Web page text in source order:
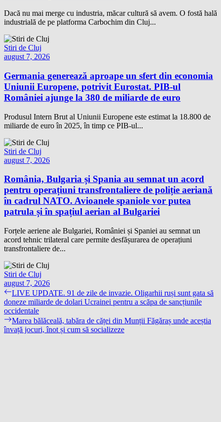
Dacă nu mai merge cu industria, măcar cultură să avem. O fostă hală
industrială de pe platforma Carbochim din Cluj...
Stiri de Cluj
august 7, 2026
Germania generează aproape un sfert din economia
Uniunii Europene, potrivit Eurostat. PIB-ul
României ajunge la 380 de miliarde de euro
Produsul Intern Brut al Uniunii Europene este estimat la 18.800 de
miliarde de euro în 2025, în timp ce PIB-ul...
Stiri de Cluj
august 7, 2026
România, Bulgaria și Spania au semnat un acord
pentru operațiuni transfrontaliere de poliție aeriană
în cadrul NATO. Avioanele spaniole vor putea
patrula și în spațiul aerian al Bulgariei
Forțele aeriene ale Bulgariei, României și Spaniei au semnat un
acord tehnic trilateral care permite desfășurarea de operațiuni
transfrontaliere de...
Stiri de Cluj
august 7, 2026
Navigare
în
articole
Previous
post:
LIVE UPDATE. 91 de zile de invazie. Oligarhii ruși sunt gata să
doneze miliarde de dolari Ucrainei pentru a scăpa de sancțiunile
occidentale
Next
post:
Marea bălăceală, tabăra de căței din Munții Făgăraș unde aceștia
învață jocuri, înot și cum să socializeze